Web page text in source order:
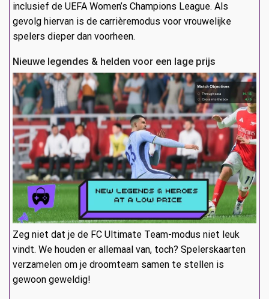
inclusief de UEFA Women’s Champions League. Als
gevolg hiervan is de carrièremodus voor vrouwelijke
spelers dieper dan voorheen.
Nieuwe legendes & helden voor een lage prijs
Zeg niet dat je de FC Ultimate Team-modus niet leuk
vindt. We houden er allemaal van, toch? Spelerskaarten
verzamelen om je droomteam samen te stellen is
gewoon geweldig!